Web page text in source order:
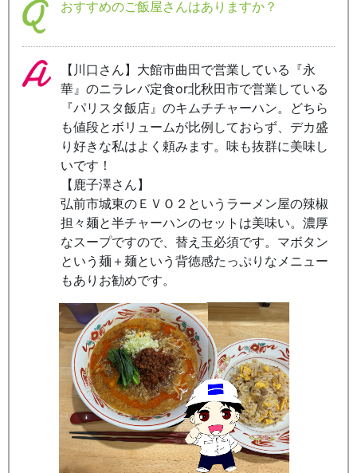
おすすめのご飯屋さんはありますか？
【川口さん】大館市曲田で営業している『永
華』のニラレバ定食or北秋田市で営業している
『パリスタ飯店』のキムチチャーハン。どちら
も値段とボリュームが比例しておらず、デカ盛
り好きな私はよく頼みます。味も抜群に美味し
いです！
【鹿子澤さん】
弘前市城東のＥＶＯ２というラーメン屋の辣椒
担々麺と半チャーハンのセットは美味い。濃厚
なスープですので、替え玉必須です。マボタン
という麺＋麺という背徳感たっぷりなメニュー
もありお勧めです。